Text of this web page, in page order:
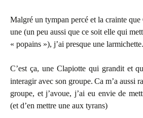
Malgré un tympan percé et la crainte que
une (un peu aussi que ce soit elle qui
« popains »), j’ai presque une larmichette.
C’est ça, une Clapiotte qui grandit et
interagir avec son groupe. Ca m’a aussi
groupe, et j’avoue, j’ai eu envie de
(et d’en mettre une aux tyrans)